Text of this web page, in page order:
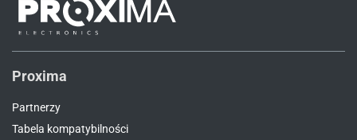
Proxima
Partnerzy
Tabela kompatybilności